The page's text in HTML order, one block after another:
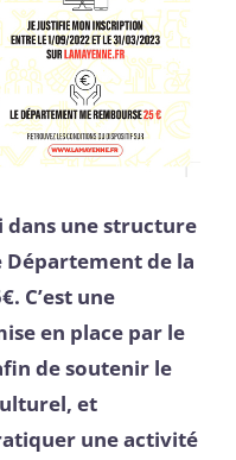
dans une structure
de la
C’est une
en place par le
de soutenir le
et
une activité